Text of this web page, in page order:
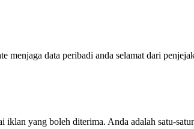
data peribadi anda selamat dari
yang boleh diterima. Anda adalah satu-